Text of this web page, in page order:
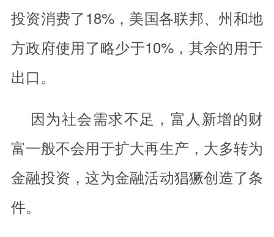
投资消费了18%，美国各联邦、州和地
方政府使用了略少于10%，其余的用于
出口。
因为社会需求不足，富人新增的财
富一般不会用于扩大再生产，大多转为
金融投资，这为金融活动猖獗创造了条
件。